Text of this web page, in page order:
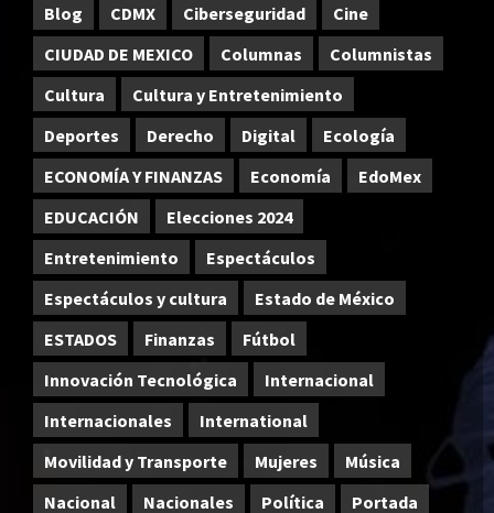
Blog CDMX Ciberseguridad
Cine
CIUDAD DE MEXICO
Columnas
Columnistas
Cultura
Cultura y Entretenimiento
Deportes
Derecho Digital
Ecología
ECONOMÍA Y FINANZAS
Economía
EdoMex
EDUCACIÓN
Elecciones 2024
Entretenimiento
Espectáculos
Espectáculos y cultura
Estado de México
ESTADOS
Finanzas
Fútbol
Innovación Tecnológica
Internacional
Internacionales
International
Movilidad y Transporte
Mujeres
Música
Nacional
Nacionales Política
Portada